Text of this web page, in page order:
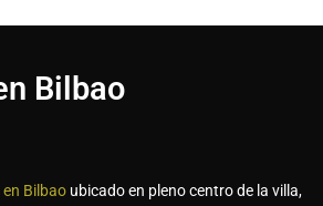
Bilbao
Bilbao ubicado en pleno centro de la villa,